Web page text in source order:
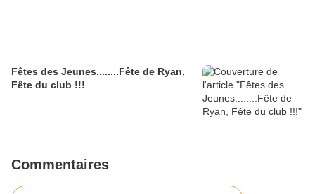
Fêtes des Jeunes........Fête de Ryan,
Fête du club !!!
Commentaires